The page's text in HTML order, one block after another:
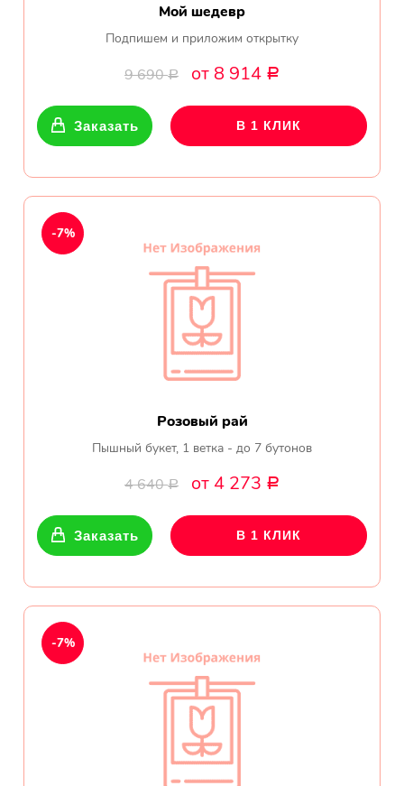
Мой шедевр
Подпишем и приложим открытку
9 690Р от 8 914 Р
Заказать В 1 КЛИК
Розовый рай
Пышный букет, 1 ветка - до 7 бутонов
4 640Р от 4 273 Р
-7%
Заказать В 1 КЛИК
-7%